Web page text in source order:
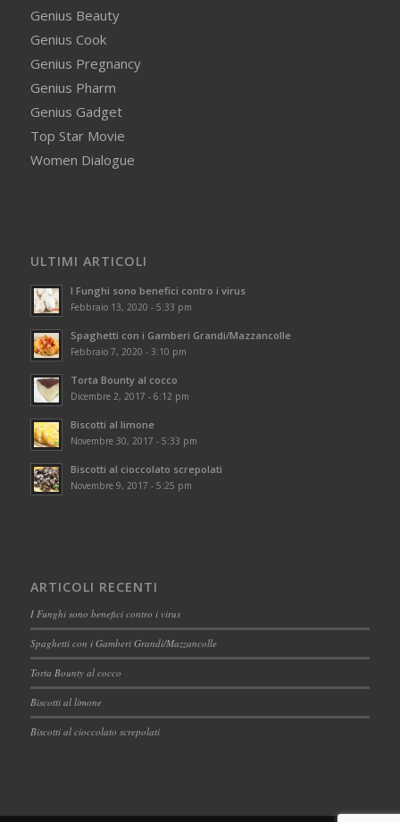
Genius Beauty
Genius Cook
Genius Pregnancy
Genius Pharm
Genius Gadget
Top Star Movie
Women Dialogue
ULTIMI ARTICOLI
I Funghi sono benefici contro i virus
Febbraio 13, 2020 - 5:33 pm
Spaghetti con i Gamberi Grandi/Mazzancolle
Febbraio 7, 2020 - 3:10 pm
Torta Bounty al cocco
Dicembre 2, 2017 - 6:12 pm
Biscotti al limone
Novembre 30, 2017 - 5:33 pm
Biscotti al cioccolato screpolati
Novembre 9, 2017 - 5:25 pm
ARTICOLI RECENTI
I Funghi sono benefici contro i virus
Spaghetti con i Gamberi Grandi/Mazzancolle
Torta Bounty al cocco
Biscotti al limone
Biscotti al cioccolato screpolati